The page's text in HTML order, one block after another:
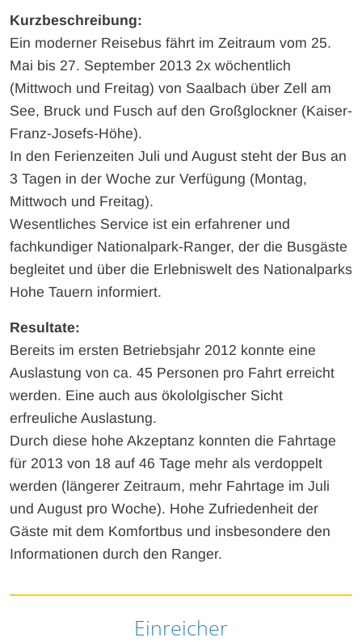
Kurzbeschreibung:
Ein moderner Reisebus fährt im Zeitraum vom 25.
Mai bis 27. September 2013 2x wöchentlich
(Mittwoch und Freitag) von Saalbach über Zell am
See, Bruck und Fusch auf den Großglockner (Kaiser-
Franz-Josefs-Höhe).
In den Ferienzeiten Juli und August steht der Bus an
3 Tagen in der Woche zur Verfügung (Montag,
Mittwoch und Freitag).
Wesentliches Service ist ein erfahrener und
fachkundiger Nationalpark-Ranger, der die Busgäste
begleitet und über die Erlebniswelt des Nationalparks
Hohe Tauern informiert.
Resultate:
Bereits im ersten Betriebsjahr 2012 konnte eine
Auslastung von ca. 45 Personen pro Fahrt erreicht
werden. Eine auch aus ökololgischer Sicht
erfreuliche Auslastung.
Durch diese hohe Akzeptanz konnten die Fahrtage
für 2013 von 18 auf 46 Tage mehr als verdoppelt
werden (längerer Zeitraum, mehr Fahrtage im Juli
und August pro Woche). Hohe Zufriedenheit der
Gäste mit dem Komfortbus und insbesondere den
Informationen durch den Ranger.
Einreicher